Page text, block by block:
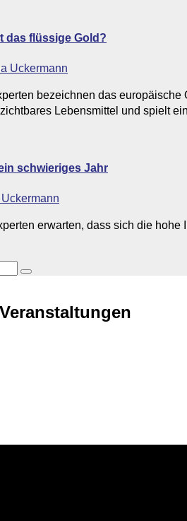
das flüssige Gold?
Uckermann
bezeichnen das
Lebensmittel und spielt
schwieriges Jahr
erwarten, dass sich die